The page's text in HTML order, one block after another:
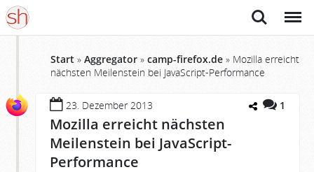
Suche Menü
Start » Aggregator » camp-firefox.de » Mozilla erreicht
nächsten Meilenstein bei JavaScript-Performance
23. Dezember 2013 1
Mozilla erreicht nächsten
Meilenstein bei JavaScript-
Performance